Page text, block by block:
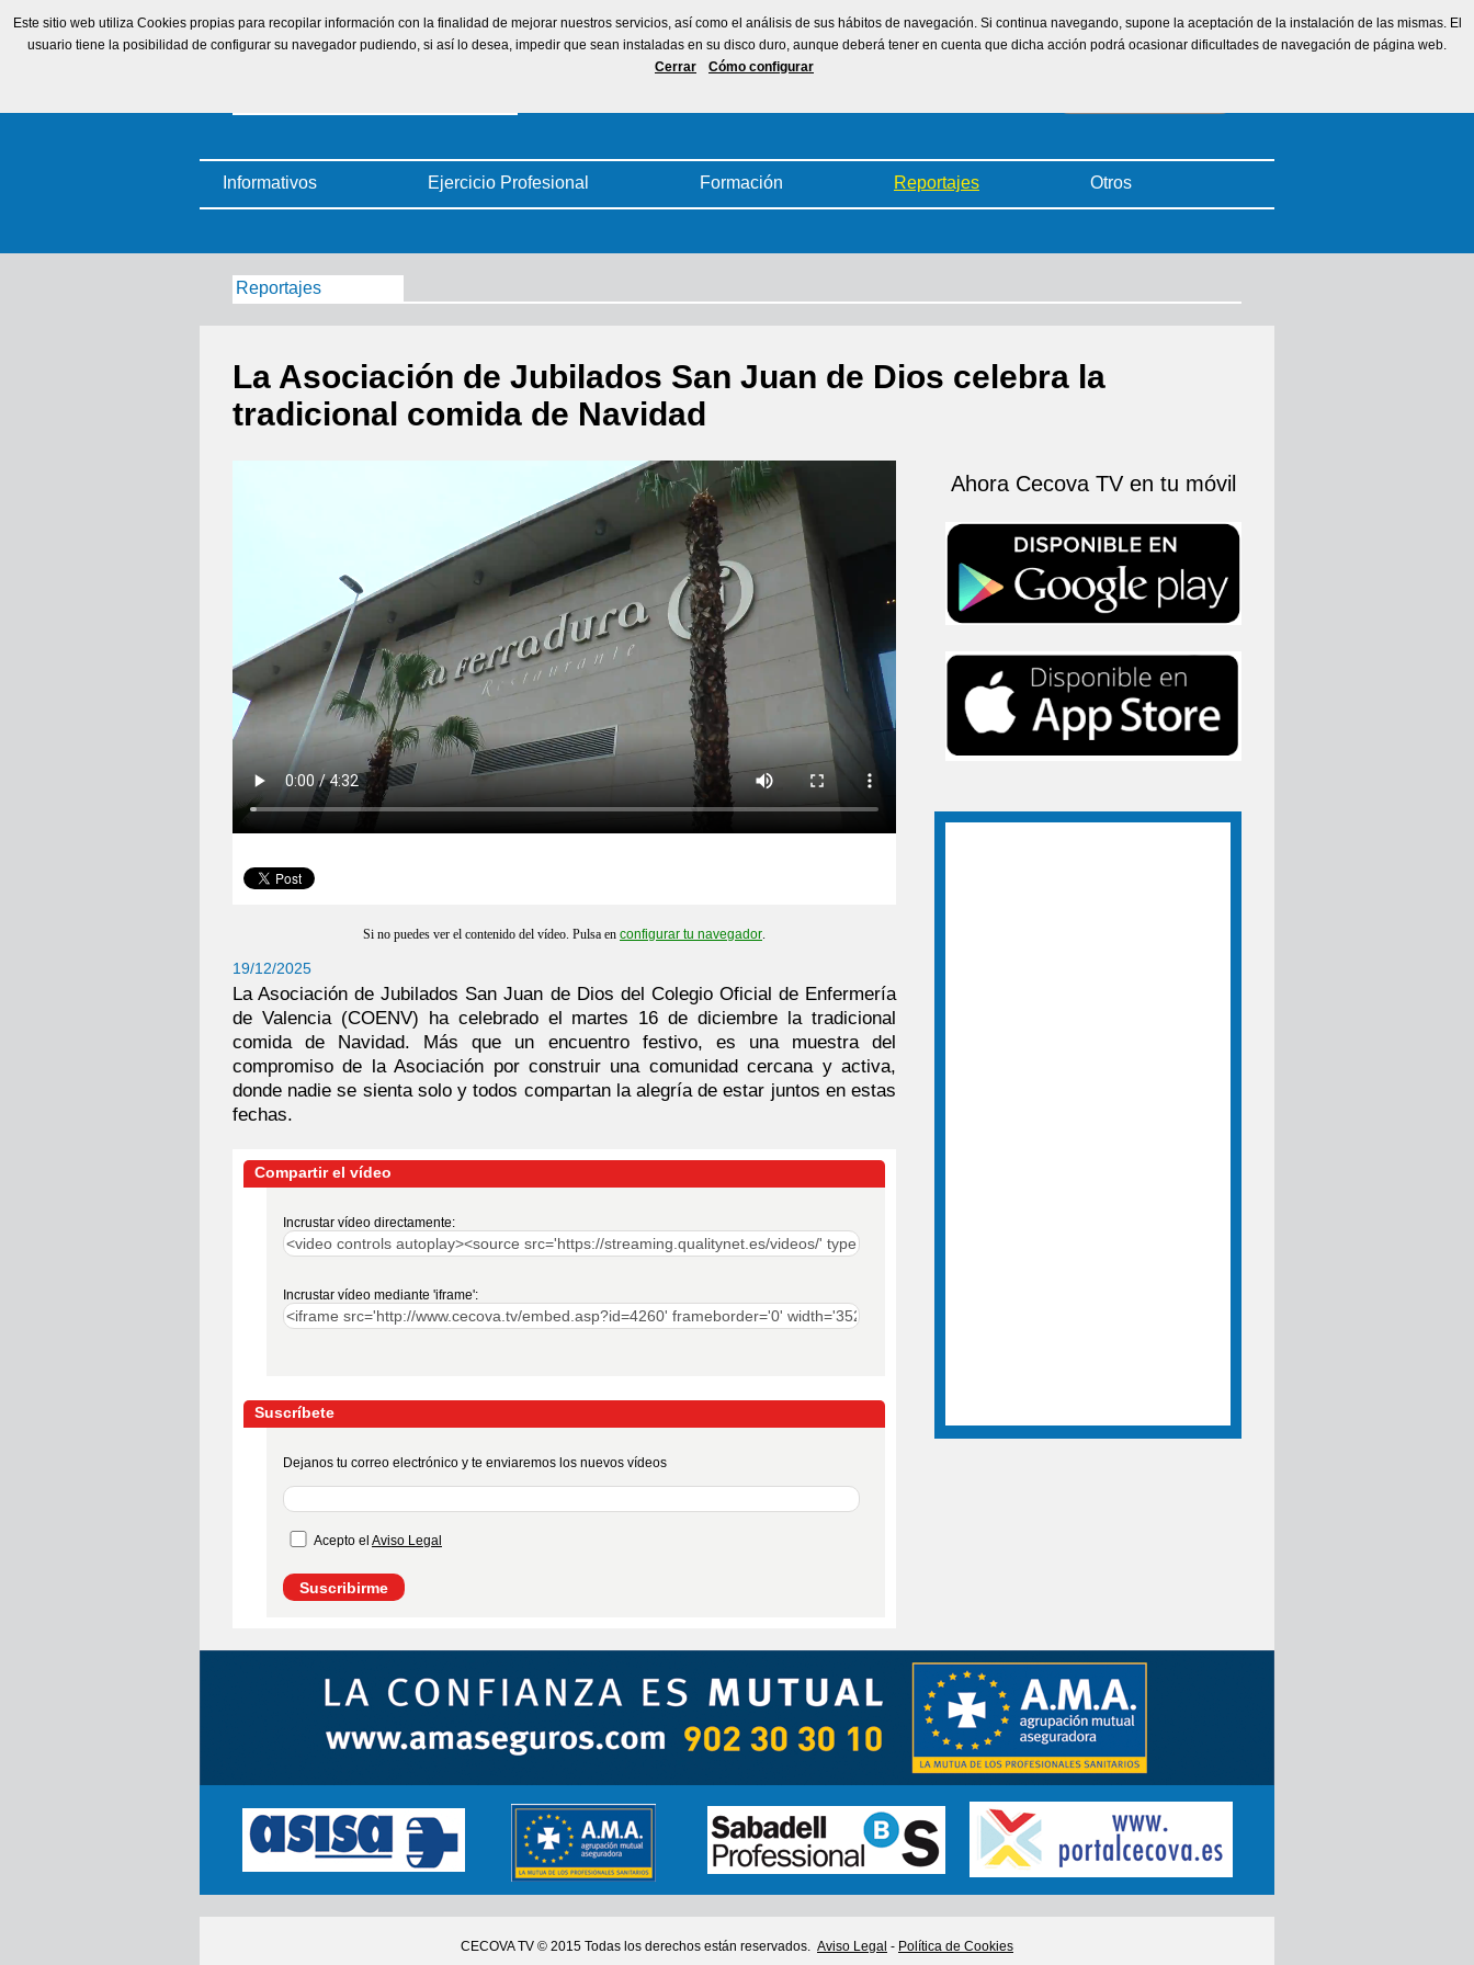
Este sitio web utiliza Cookies propias para recopilar información con la finalidad de mejorar nuestros servicios, así como el análisis de sus hábitos de navegación. Si continua navegando, supone la aceptación de la instalación de las mismas. El
usuario tiene la posibilidad de configurar su navegador pudiendo, si así lo desea, impedir que sean instaladas en su disco duro, aunque deberá tener en cuenta que dicha acción podrá ocasionar dificultades de navegación de página web.
Cerrar
Cómo configurar
Informativos Ejercicio Profesional Formación Reportajes Otros
Reportajes
La Asociación de Jubilados San Juan de Dios celebra la
tradicional comida de Navidad
Si no puedes ver el contenido del vídeo. Pulsa en configurar tu navegador.
19/12/2025
La Asociación de Jubilados San Juan de Dios del Colegio Oficial de Enfermería
de Valencia (COENV) ha celebrado el martes 16 de diciembre la tradicional
comida de Navidad. Más que un encuentro festivo, es una muestra del
compromiso de la Asociación por construir una comunidad cercana y activa,
donde nadie se sienta solo y todos compartan la alegría de estar juntos en estas
fechas.
Compartir el vídeo
Incrustar vídeo directamente:
Incrustar vídeo mediante 'iframe':
Suscríbete
Dejanos tu correo electrónico y te enviaremos los nuevos vídeos
Acepto el Aviso Legal
Suscribirme
Ahora Cecova TV en tu móvil
CECOVA TV © 2015 Todas los derechos están reservados. Aviso Legal - Política de Cookies